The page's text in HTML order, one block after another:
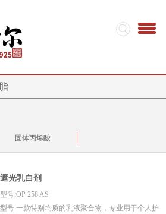
固体丙烯酸
遮光乳白剂
型号:OP 258 AS
型号:一款特别均质的乳液聚合物，专业用于个人护